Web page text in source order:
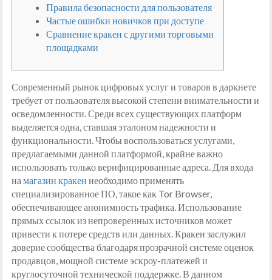
Правила безопасности для пользователя
Частые ошибки новичков при доступе
Сравнение кракен с другими торговыми
площадками
Современный рынок цифровых услуг и товаров в даркнете
требует от пользователя высокой степени внимательности и
осведомленности. Среди всех существующих платформ
выделяется одна, ставшая эталоном надежности и
функциональности. Чтобы воспользоваться услугами,
предлагаемыми данной платформой, крайне важно
использовать только верифицированные адреса. Для входа
намагазин кракен необходимо применять
специализированное ПО, такое как Tor Browser,
обеспечивающее анонимность трафика. Использование
прямых ссылок из непроверенных источников может
привести к потере средств или данных. Кракен заслужил
доверие сообщества благодаря прозрачной системе оценок
продавцов, мощной системе эскроу-платежей и
круглосуточной технической поддержке. В данном